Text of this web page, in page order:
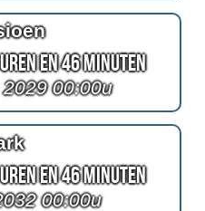
en 46 Minuten
00:00u
en 46 Minuten
00:00u